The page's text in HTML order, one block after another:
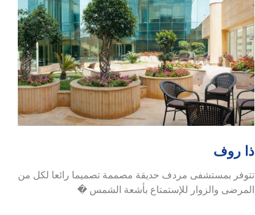
ذا روف
تتوفر بمستشفى مردف حديقة مصممة تصميما رائعا لكل من
المرضى والزوار للإستمتاع بأشعة الشمس �